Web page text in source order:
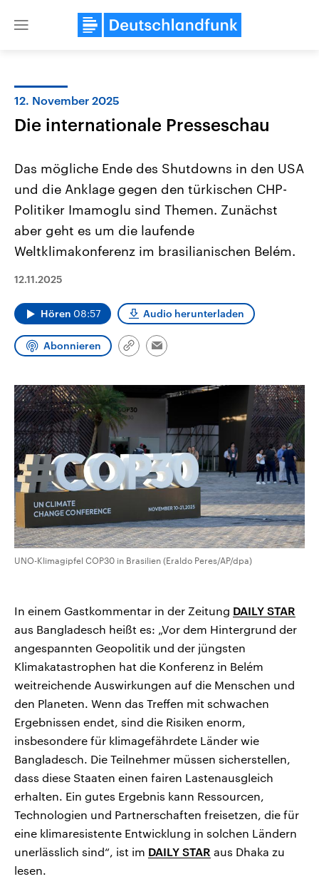
Close
Landtagswahl Sachsen-Anhalt
Sachsen-Anhalt wählt am 6.
Landtag. Seit 2021 wird das
Bundesland von einer Koalition aus
CDU, SPD und FDP regiert.-
Umfragen, Prognosen,
Wahlprogramme, aktuelle Berichte
Wahl.
USA
den mächtigsten Ländern
mit großem Einfluss auf
aktuelle Weltgeschehen.
Audio-Archiv
12. November 2025
Die internationale Presseschau
Das mögliche Ende des Shutdowns in den USA
und die Anklage gegen den türkischen CHP-
Politiker Imamoglu sind Themen. Zunächst
aber geht es um die laufende
Weltklimakonferenz im brasilianischen Belém.
12.11.2025
Hören 08:57 Audio herunterladen
Abonnieren
Link
Email
UNO-Klimagipfel COP30 in Brasilien (Eraldo Peres/AP/dpa)
In einem Gastkommentar in der Zeitung DAILY STAR
aus Bangladesch heißt es: „Vor dem Hintergrund der
angespannten Geopolitik und der jüngsten
Klimakatastrophen hat die Konferenz in Belém
weitreichende Auswirkungen auf die Menschen und
den Planeten. Wenn das Treffen mit schwachen
Ergebnissen endet, sind die Risiken enorm,
insbesondere für klimagefährdete Länder wie
Bangladesch. Die Teilnehmer müssen sicherstellen,
dass diese Staaten einen fairen Lastenausgleich
erhalten. Ein gutes Ergebnis kann Ressourcen,
Technologien und Partnerschaften freisetzen, die für
eine klimaresistente Entwicklung in solchen Ländern
unerlässlich sind“, ist im DAILY STAR aus Dhaka zu
lesen.